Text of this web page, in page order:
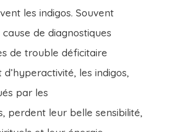
les indigos. Souvent
de diagnostiques
de trouble déficitaire
d’hyperactivité, les indigos,
par les
perdent leur belle sensibilité,